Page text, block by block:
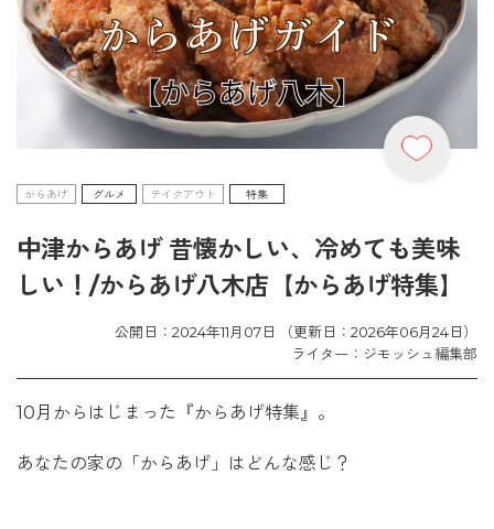
からあげ グルメ テイクアウト 特集
中津からあげ 昔懐かしい、冷めても美味
しい！/からあげ八木店【からあげ特集】
公開日：2024年11月07日 （更新日：2026年06月24日）
ライター：ジモッシュ編集部
10月からはじまった『からあげ特集』。
あなたの家の「からあげ」はどんな感じ？